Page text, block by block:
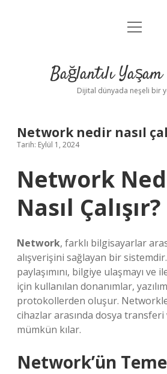
Anasayfa
Yasal Uyarı
menüyü
Bağlantılı
Dijital dünyada neşeli bir
Network nedir nasıl
Tarih: Eylül 1, 2024
Network
Nasıl Çalışır?
Network, farklı bilgisayarlar
alışverişini sağlayan bir
paylaşımını, bilgiye ulaşmayı ve
için kullanılan donanımlar,
protokollerden oluşur.
cihazlar arasında dosya transferi
mümkün kılar.
Network’ün